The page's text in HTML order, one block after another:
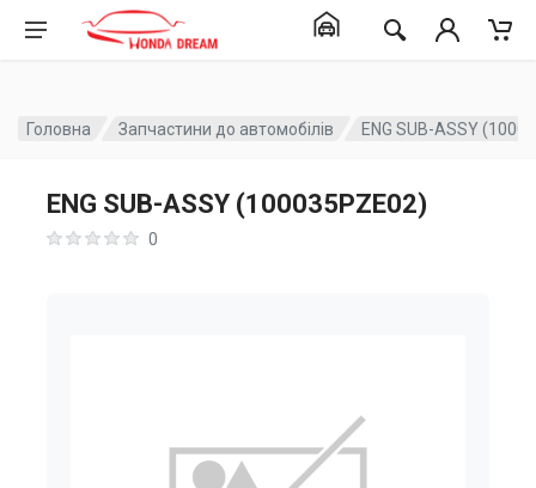
Головна Запчастини до автомобілів ENG SUB-ASSY
ENG SUB-ASSY (100035PZE02)
0